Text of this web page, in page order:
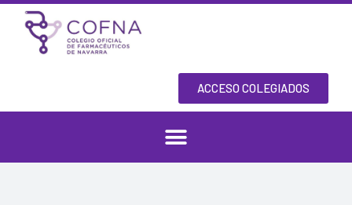
Skip
content
ACCESO COLEGIADOS